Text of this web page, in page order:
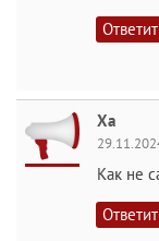
Ха
Как не